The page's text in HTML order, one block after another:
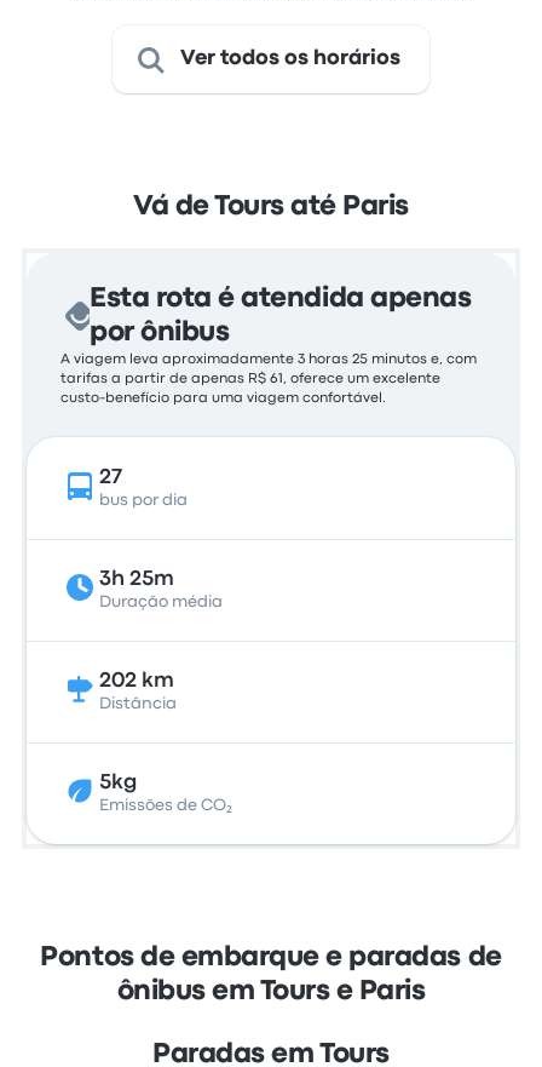
Ver todos os horários
Vá de Tours até Paris
Esta rota é atendida apenas
por ônibus
A viagem leva aproximadamente 3 horas 25 minutos e, com
tarifas a partir de apenas R$ 61, oferece um excelente
custo-benefício para uma viagem confortável.
27
bus por dia
3h 25m
Duração média
202 km
Distância
5kg
Emissões de CO₂
Pontos de embarque e paradas de
ônibus em Tours e Paris
Paradas em Tours